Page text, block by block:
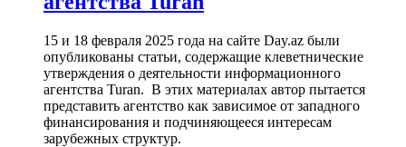
15 и 18 февраля 2025 года на сайте Day.az были
опубликованы статьи, содержащие клеветнические
утверждения о деятельности информационного
агентства Turan. В этих материалах автор пытается
представить агентство как зависимое от западного
финансирования и подчиняющееся интересам
зарубежных структур.